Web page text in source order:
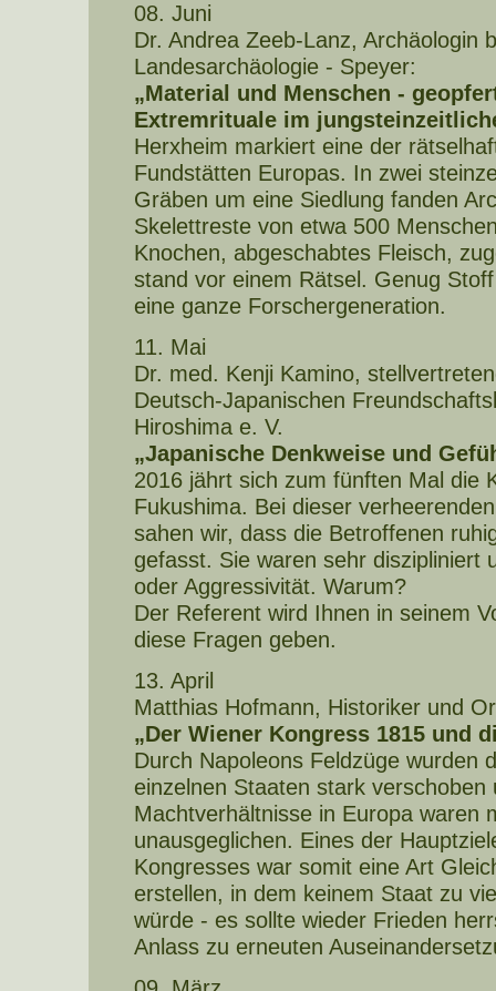
08. Juni
Dr. Andrea Zeeb-Lanz, Archäologin
Landesarchäologie - Speyer:
„Material und Menschen -
Extremrituale im
Herxheim markiert eine der
Fundstätten Europas. In zwei
Gräben um eine Siedlung fanden
Skelettreste von etwa 500
Knochen, abgeschabtes Fleisch,
stand vor einem Rätsel. Genug
eine ganze Forschergeneration.
11. Mai
Dr. med. Kenji Kamino,
Deutsch-Japanischen
Hiroshima e. V.
„Japanische Denkweise und
2016 jährt sich zum fünften Mal die
Fukushima. Bei dieser
sahen wir, dass die Betroffenen
gefasst. Sie waren sehr diszipliniert
oder Aggressivität. Warum?
Der Referent wird Ihnen in seinem
diese Fragen geben.
13. April
Matthias Hofmann, Historiker und
„Der Wiener Kongress 1815 und
Durch Napoleons Feldzüge wurden
einzelnen Staaten stark verschoben
Machtverhältnisse in Europa waren
unausgeglichen. Eines der
Kongresses war somit eine Art
erstellen, in dem keinem Staat zu
würde - es sollte wieder Frieden
Anlass zu erneuten